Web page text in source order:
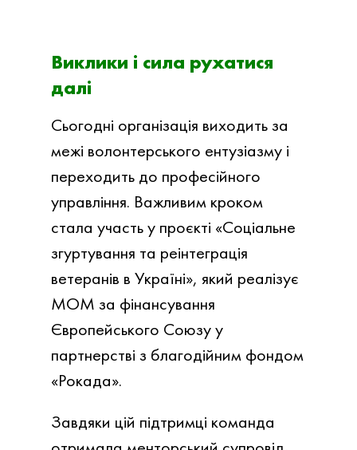
Виклики і сила рухатися
далі
Сьогодні організація виходить за
межі волонтерського ентузіазму і
переходить до професійного
управління. Важливим кроком
стала участь у проєкті «Соціальне
згуртування та реінтеграція
ветеранів в Україні», який реалізує
МОМ за фінансування
Європейського Союзу у
партнерстві з благодійним фондом
«Рокада».
Завдяки цій підтримці команда